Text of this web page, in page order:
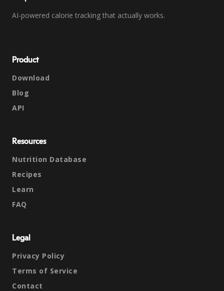
AI-powered calorie tracking that actually works.
Product
Download
Blog
API
Resources
Nutrition Database
Recipes
Learn
FAQ
Legal
Privacy Policy
Terms of Service
Contact